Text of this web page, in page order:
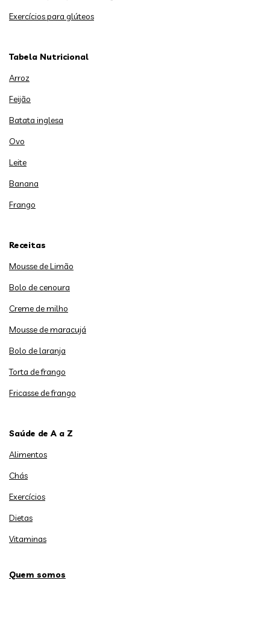
Exercícios para glúteos
Tabela Nutricional
Arroz
Feijão
Batata inglesa
Ovo
Leite
Banana
Frango
Receitas
Mousse de Limão
Bolo de cenoura
Creme de milho
Mousse de maracujá
Bolo de laranja
Torta de frango
Fricasse de frango
Saúde de A a Z
Alimentos
Chás
Exercícios
Dietas
Vitaminas
Quem somos